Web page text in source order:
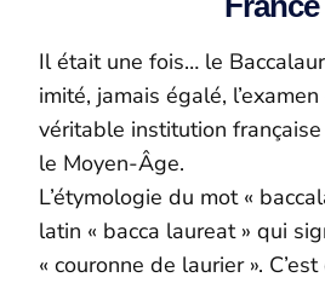
Il était une fois… le
imité, jamais égalé,
véritable institution
le Moyen-Âge.
L’étymologie du mot «
latin « bacca laureat » qui
« couronne de laurier ».